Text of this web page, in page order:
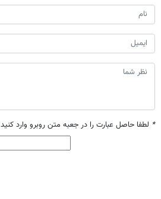
* لطفا حاصل عبارت را در جعبه متن روبرو وارد کنید